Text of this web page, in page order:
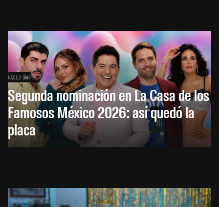
HACE 2 DÍAS
Segunda nominación en La Casa de los
Famosos México 2026: así quedó la
placa